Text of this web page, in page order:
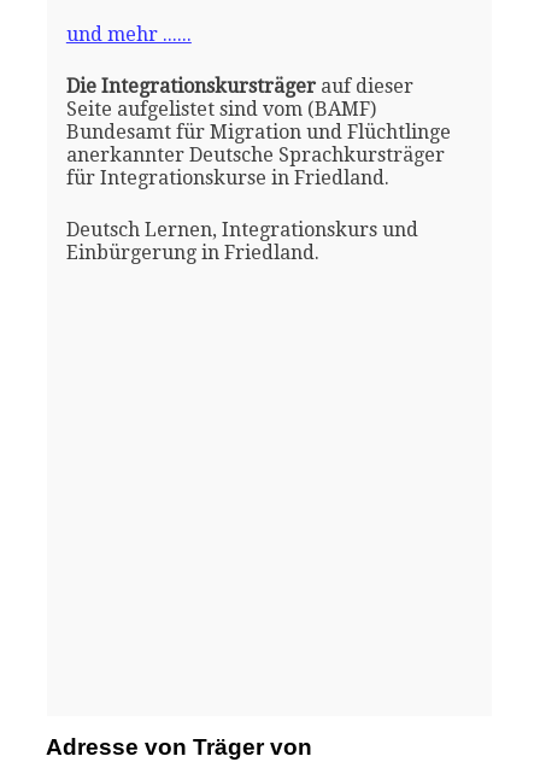
und mehr ......
Die Integrationskursträgerauf dieser
Seite aufgelistet sind vom (BAMF)
Bundesamt für Migration und Flüchtlinge
anerkannter Deutsche Sprachkursträger
für Integrationskurse in Friedland.
Deutsch Lernen, Integrationskurs und
Einbürgerung in Friedland.
Adresse von Träger von